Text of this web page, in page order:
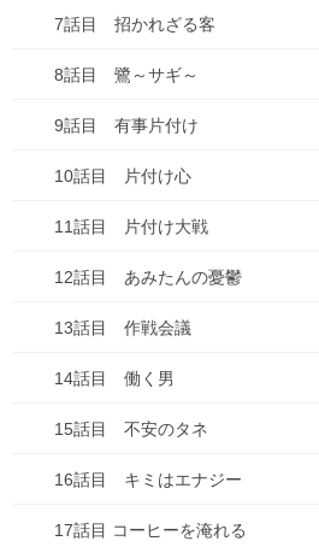
漫画
買い物
食べ物
失敗談
7話目 招かれざる客
8話目 鷺～サギ～
9話目 有事片付け
10話目 片付け心
11話目 片付け大戦
12話目 あみたんの憂鬱
13話目 作戦会議
14話目 働く男
15話目 不安のタネ
16話目 キミはエナジー
17話目 コーヒーを淹れる